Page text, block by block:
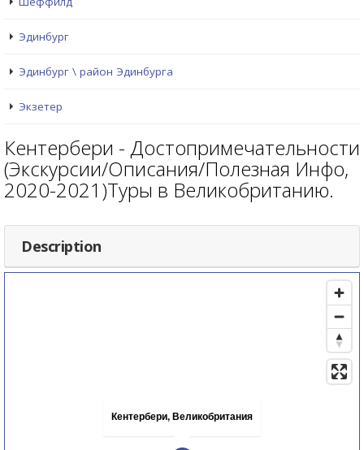
Эдинбург
Эдинбург \ район Эдинбурга
Экзетер
Кентербери - Достопримечательности
(Экскурсии/Описания/Полезная Инфо,
2020-2021)Туры в Великобританию.
Description
Кентербери, Великобритания